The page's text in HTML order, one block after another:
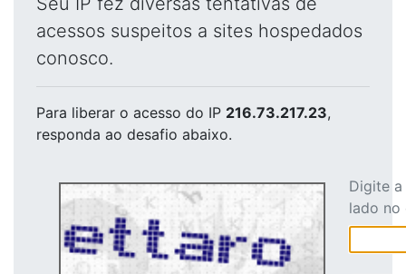
acessos suspeitos a sites hospedados
conosco.
Para liberar o acesso do IP 216.73.217.23,
responda ao desafio abaixo.
Digite
lado no